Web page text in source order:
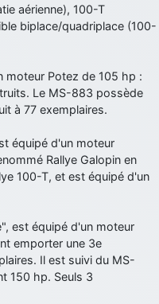
souhaiter un Joyeux Noël
rares lycées militaires
peut pas faire de mal !
après une prépa
élève de première
je savoir que faire après
officier de l'armée de l'air?
.mais nous aimerions avoir
de l'air de la haute -volta
les pieds, j’avoue
dirait-on… Merci à toi.
aérienne), 100-T
biplace/quadriplace (100-
moteur Potez de 105 hp :
Le MS-883 possède
à 77 exemplaires.
équipé d'un moteur
Rallye Galopin en
100-T, et est équipé d'un
est équipé d'un moteur
emporter une 3e
Il est suivi du MS-
150 hp. Seuls 3